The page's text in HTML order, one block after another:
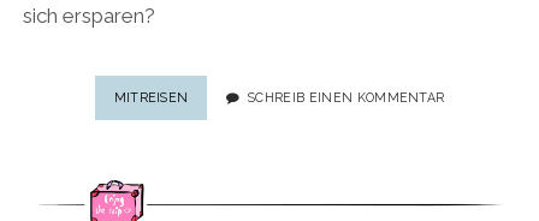
sich ersparen?
MITREISEN REISEN
UND
SIND
SCHREIB EINEN KOMMENTAR